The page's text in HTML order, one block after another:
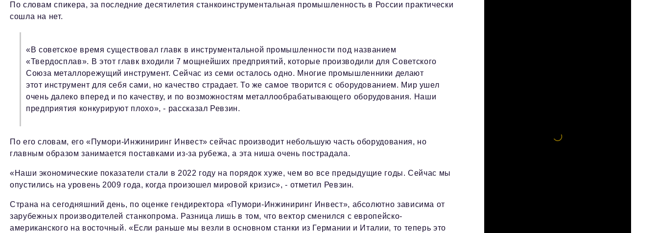
По словам спикера, за последние десятилетия станкоинструментальная промышленность в России практически
сошла на нет.
«В советское время существовал главк в инструментальной промышленности под названием
«Твердосплав». В этот главк входили 7 мощнейших предприятий, которые производили для Советского
Союза металлорежущий инструмент. Сейчас из семи осталось одно. Многие промышленники делают
этот инструмент для себя сами, но качество страдает. То же самое творится с оборудованием. Мир ушел
очень далеко вперед и по качеству, и по возможностям металлообрабатывающего оборудования. Наши
предприятия конкурируют плохо», - рассказал Ревзин.
По его словам, его «Пумори-Инжиниринг Инвест» сейчас производит небольшую часть оборудования, но
главным образом занимается поставками из-за рубежа, а эта ниша очень пострадала.
«Наши экономические показатели стали в 2022 году на порядок хуже, чем во все предыдущие годы. Сейчас мы
опустились на уровень 2009 года, когда произошел мировой кризис», - отметил Ревзин.
Страна на сегодняшний день, по оценке гендиректора «Пумори-Инжиниринг Инвест», абсолютно зависима от
зарубежных производителей станкопрома. Разница лишь в том, что вектор сменился с европейско-
американского на восточный. «Если раньше мы везли в основном станки из Германии и Италии, то теперь это